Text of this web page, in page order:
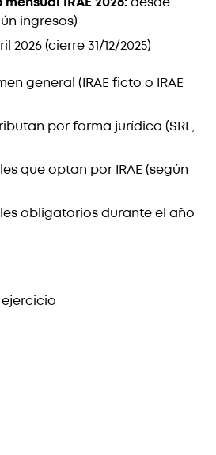
ingresos)
2026 (cierre 31/12/2025)
general (IRAE ficto o IRAE
por forma jurídica (SRL,
que optan por IRAE (según
obligatorios durante el año